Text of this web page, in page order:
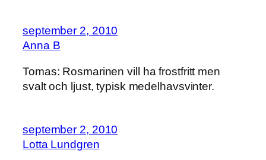
september 2, 2010
Anna B
Tomas: Rosmarinen vill ha frostfritt men
svalt och ljust, typisk medelhavsvinter.
september 2, 2010
Lotta Lundgren